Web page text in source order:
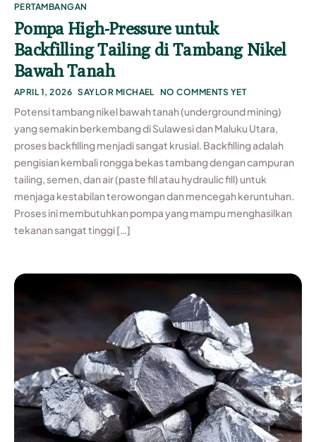
PERTAMBANGAN
Pompa High-Pressure untuk
Backfilling Tailing di Tambang Nikel
Bawah Tanah
APRIL 1, 2026 SAYLOR MICHAEL NO COMMENTS YET
Potensi tambang nikel bawah tanah (underground mining)
yang semakin berkembang di Sulawesi dan Maluku Utara,
proses backfilling menjadi sangat krusial. Backfilling adalah
pengisian kembali rongga bekas tambang dengan campuran
tailing, semen, dan air (paste fill atau hydraulic fill) untuk
menjaga kestabilan terowongan dan mencegah keruntuhan.
Proses ini membutuhkan pompa yang mampu menghasilkan
tekanan sangat tinggi […]